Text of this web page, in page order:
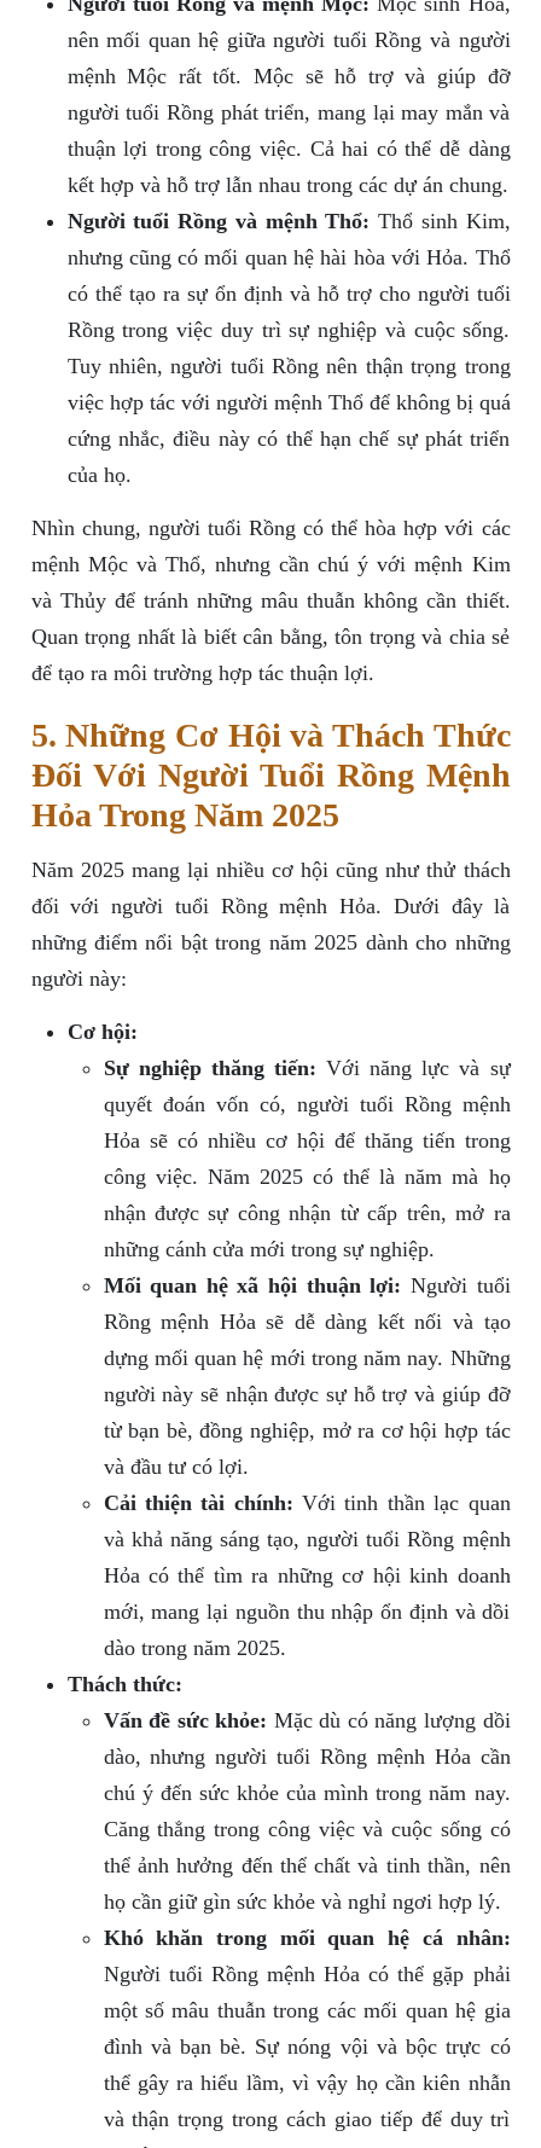
nên mối quan hệ giữa người tuổi Rồng và người
mệnh Mộc rất tốt. Mộc sẽ hỗ trợ và giúp đỡ
người tuổi Rồng phát triển, mang lại may mắn và
thuận lợi trong công việc. Cả hai có thể dễ dàng
kết hợp và hỗ trợ lẫn nhau trong các dự án chung.
Người tuổi Rồng và mệnh Thổ: Thổ sinh Kim,
nhưng cũng có mối quan hệ hài hòa với Hỏa. Thổ
có thể tạo ra sự ổn định và hỗ trợ cho người tuổi
Rồng trong việc duy trì sự nghiệp và cuộc sống.
Tuy nhiên, người tuổi Rồng nên thận trọng trong
việc hợp tác với người mệnh Thổ để không bị quá
cứng nhắc, điều này có thể hạn chế sự phát triển
của họ.
Nhìn chung, người tuổi Rồng có thể hòa hợp với các
mệnh Mộc và Thổ, nhưng cần chú ý với mệnh Kim
và Thủy để tránh những mâu thuẫn không cần thiết.
Quan trọng nhất là biết cân bằng, tôn trọng và chia sẻ
để tạo ra môi trường hợp tác thuận lợi.
5. Những Cơ Hội và Thách Thức
Đối Với Người Tuổi Rồng Mệnh
Hỏa Trong Năm 2025
Năm 2025 mang lại nhiều cơ hội cũng như thử thách
đối với người tuổi Rồng mệnh Hỏa. Dưới đây là
những điểm nổi bật trong năm 2025 dành cho những
người này:
Cơ hội:
Sự nghiệp thăng tiến: Với năng lực và sự
quyết đoán vốn có, người tuổi Rồng mệnh
Hỏa sẽ có nhiều cơ hội để thăng tiến trong
công việc. Năm 2025 có thể là năm mà họ
nhận được sự công nhận từ cấp trên, mở ra
những cánh cửa mới trong sự nghiệp.
Mối quan hệ xã hội thuận lợi: Người tuổi
Rồng mệnh Hỏa sẽ dễ dàng kết nối và tạo
dựng mối quan hệ mới trong năm nay. Những
người này sẽ nhận được sự hỗ trợ và giúp đỡ
từ bạn bè, đồng nghiệp, mở ra cơ hội hợp tác
và đầu tư có lợi.
Cải thiện tài chính: Với tinh thần lạc quan
và khả năng sáng tạo, người tuổi Rồng mệnh
Hỏa có thể tìm ra những cơ hội kinh doanh
mới, mang lại nguồn thu nhập ổn định và dồi
dào trong năm 2025.
Thách thức:
Vấn đề sức khỏe: Mặc dù có năng lượng dồi
dào, nhưng người tuổi Rồng mệnh Hỏa cần
chú ý đến sức khỏe của mình trong năm nay.
Căng thẳng trong công việc và cuộc sống có
thể ảnh hưởng đến thể chất và tinh thần, nên
họ cần giữ gìn sức khỏe và nghỉ ngơi hợp lý.
Khó khăn trong mối quan hệ cá nhân:
Người tuổi Rồng mệnh Hỏa có thể gặp phải
một số mâu thuẫn trong các mối quan hệ gia
đình và bạn bè. Sự nóng vội và bộc trực có
thể gây ra hiểu lầm, vì vậy họ cần kiên nhẫn
và thận trọng trong cách giao tiếp để duy trì